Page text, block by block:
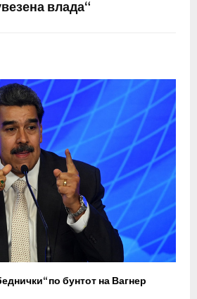
влада“
по бунтот на Вагнер